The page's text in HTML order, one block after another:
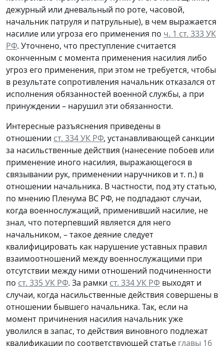
дежурный или дневальный по роте, часовой,
начальник патруля и патрульные), в чем выражается
насилие или угроза его применения по ч. 1 ст. 333 УК
РФ. Уточнено, что преступление считается
оконченным с момента применения насилия либо
угроз его применения, при этом не требуется, чтобы
в результате сопротивления начальник отказался от
исполнения обязанностей военной службы, а при
принуждении – нарушил эти обязанности.
Интересные разъяснения приведены в
отношении ст. 334 УК РФ, устанавливающей санкции
за насильственные действия (нанесение побоев или
применение иного насилия, выражающегося в
связывании рук, применении наручников и т. п.) в
отношении начальника. В частности, под эту статью,
по мнению Пленума ВС РФ, не подпадают случаи,
когда военнослужащий, применивший насилие, не
знал, что потерпевший является для него
начальником, – такое деяние следует
квалифицировать как нарушение уставных правил
взаимоотношений между военнослужащими при
отсутствии между ними отношений подчиненности
по ст. 335 УК РФ. За рамки ст. 334 УК РФ выходят и
случаи, когда насильственные действия совершены в
отношении бывшего начальника. Так, если на
момент причинения насилия начальник уже
уволился в запас, то действия виновного подлежат
квалификации по соответствующей статье главы 16